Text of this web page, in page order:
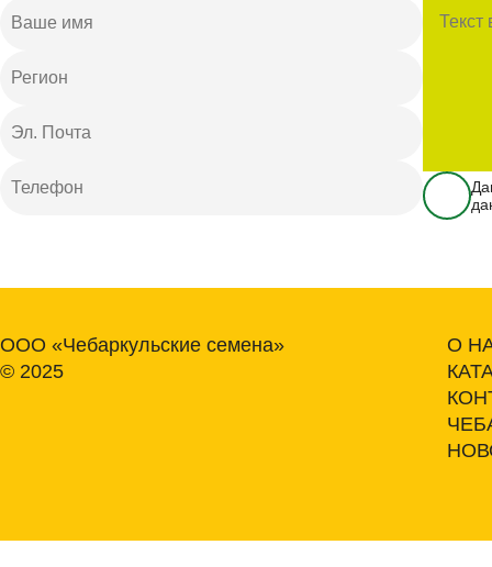
ООО «Чебаркульские семена»
© 2025
О